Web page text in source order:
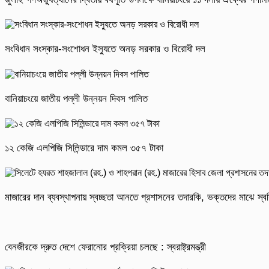
সংবিধান সংস্কার-সংশোধন ইস্যুতে অনড় সরকার ও বিরোধী দল
বানিয়াচংয়ে জাতীয় পল্লী উন্নয়ন দিবস পালিত
১২ কেজি এলপিজি সিলিন্ডারে দাম কমল ৩৫৭ টাকা
মাজারের দান ব্যবস্থাপনায় স্বচ্ছতা আনতে প্রশাসনের তদারকি, ভক্তদের মাঝে
বেনজীরকে দ্রুত দেশে ফেরানোর প্রক্রিয়া চলছে : স্বরাষ্ট্রমন্ত্রী